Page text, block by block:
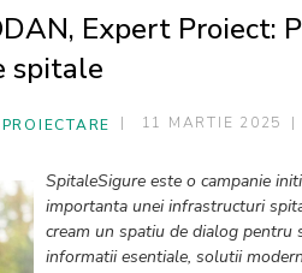
Expert Proiect:
spitale
11 MARTIE 2025
SpitaleSigure este o campanie
importanta unei infrastructuri
cream un spatiu de dialog pentru
informatii esentiale, solutii